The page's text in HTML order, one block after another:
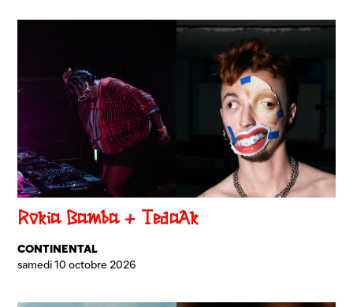
Rokia Bamba + TedaAk
CONTINENTAL
samedi 10 octobre 2026